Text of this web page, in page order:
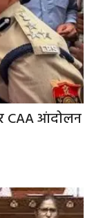
CAA आंदोलन